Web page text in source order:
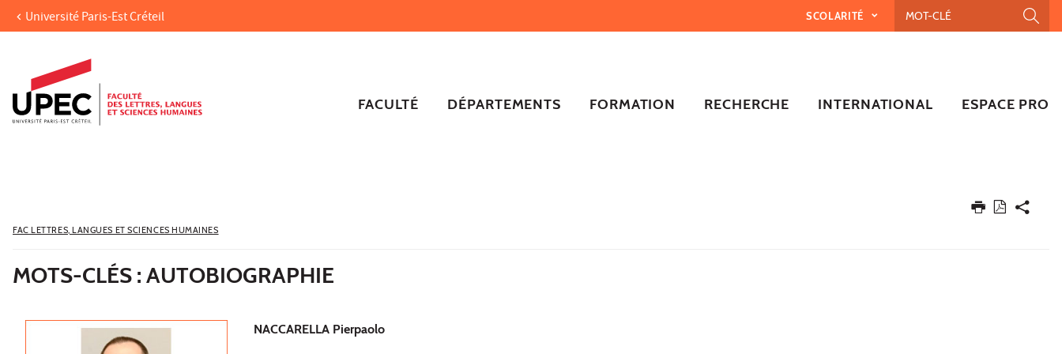
Aller au contenu
Accès directs
Recherche
Université Paris-Est Créteil SCOLARITÉ
FACULTÉ DÉPARTEMENTS FORMATION RECHERCHE INTERNATIONAL ESPACE PRO
FAC LETTRES, LANGUES ET SCIENCES HUMAINES
MOTS-CLÉS : AUTOBIOGRAPHIE
NACCARELLA Pierpaolo